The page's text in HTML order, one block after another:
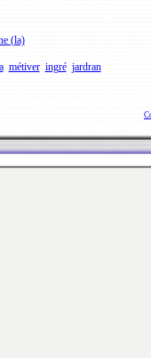
(la)
métiver ingré jardran